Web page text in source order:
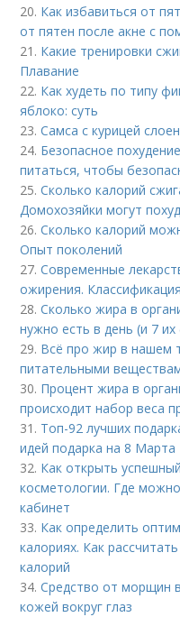
20. Как избавиться от
от пятен после акне с
21. Какие тренировки
Плавание
22. Как худеть по типу
яблоко: суть
23.Самса с курицей
24. Безопасное
питаться, чтобы
25.Сколько калорий
Домохозяйки могут
26.Сколько калорий
Опыт поколений
27.Современные
ожирения.
28.Сколько жира в
нужно есть в день (и 7 их
29. Всё про жир в нашем
питательными
30. Процент жира в
происходит набор веса
31. Топ-92 лучших
идей подарка на 8 Марта
32. Как открыть
косметологии. Где
кабинет
33. Как определить
калориях. Как
калорий
34.Средство от морщин
кожей вокруг глаз